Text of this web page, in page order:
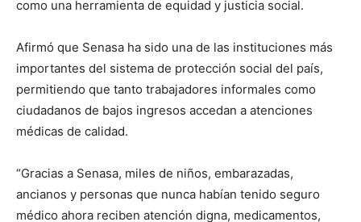
como una herramienta de equidad y justicia social.
Afirmó que Senasa ha sido una de las instituciones más
importantes del sistema de protección social del país,
permitiendo que tanto trabajadores informales como
ciudadanos de bajos ingresos accedan a atenciones
médicas de calidad.
“Gracias a Senasa, miles de niños, embarazadas,
ancianos y personas que nunca habían tenido seguro
médico ahora reciben atención digna, medicamentos,